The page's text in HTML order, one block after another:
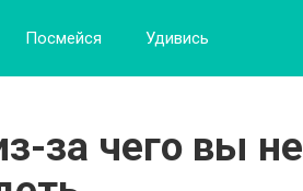
Посмейся Удивись
за чего вы не